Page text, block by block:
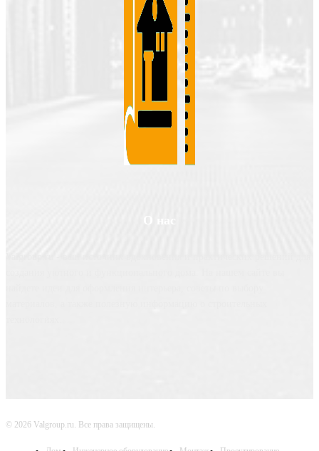
© 2026 Valgroup.ru. Все права защищены.